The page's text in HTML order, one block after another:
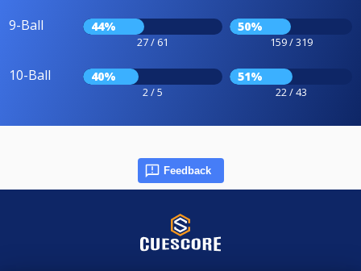
9-Ball 44%
27 / 61
50%
159 / 319
10-Ball 40%
2 / 5
51%
22 / 43
Feedback